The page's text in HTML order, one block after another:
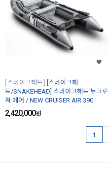
스네이크헤드
[스네이크헤
드/SNAKEHEAD] 스네이크헤드 뉴크루
져 에어 / NEW CRUISER AIR 390
2,420,000원
1